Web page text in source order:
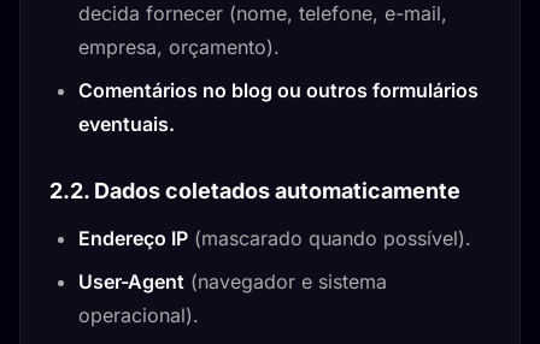
decida fornecer (nome, telefone, e-mail,
empresa, orçamento).
Comentários no blog ou outros formulários
eventuais.
2.2. Dados coletados automaticamente
Endereço IP (mascarado quando possível).
User-Agent (navegador e sistema
operacional).